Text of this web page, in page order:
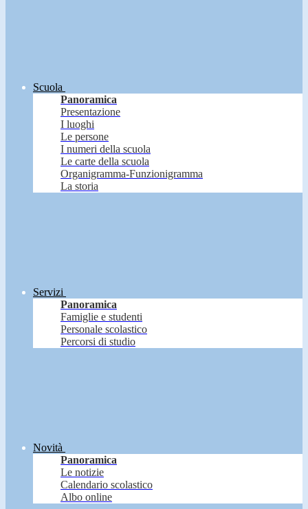
Scuola
Panoramica
Presentazione
I luoghi
Le persone
I numeri della scuola
Le carte della scuola
Organigramma-Funzionigramma
La storia
Servizi
Panoramica
Famiglie e studenti
Personale scolastico
Percorsi di studio
Novità
Panoramica
Le notizie
Calendario scolastico
Albo online